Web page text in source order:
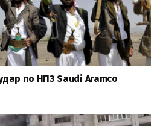
по НПЗ Saudi Aramco